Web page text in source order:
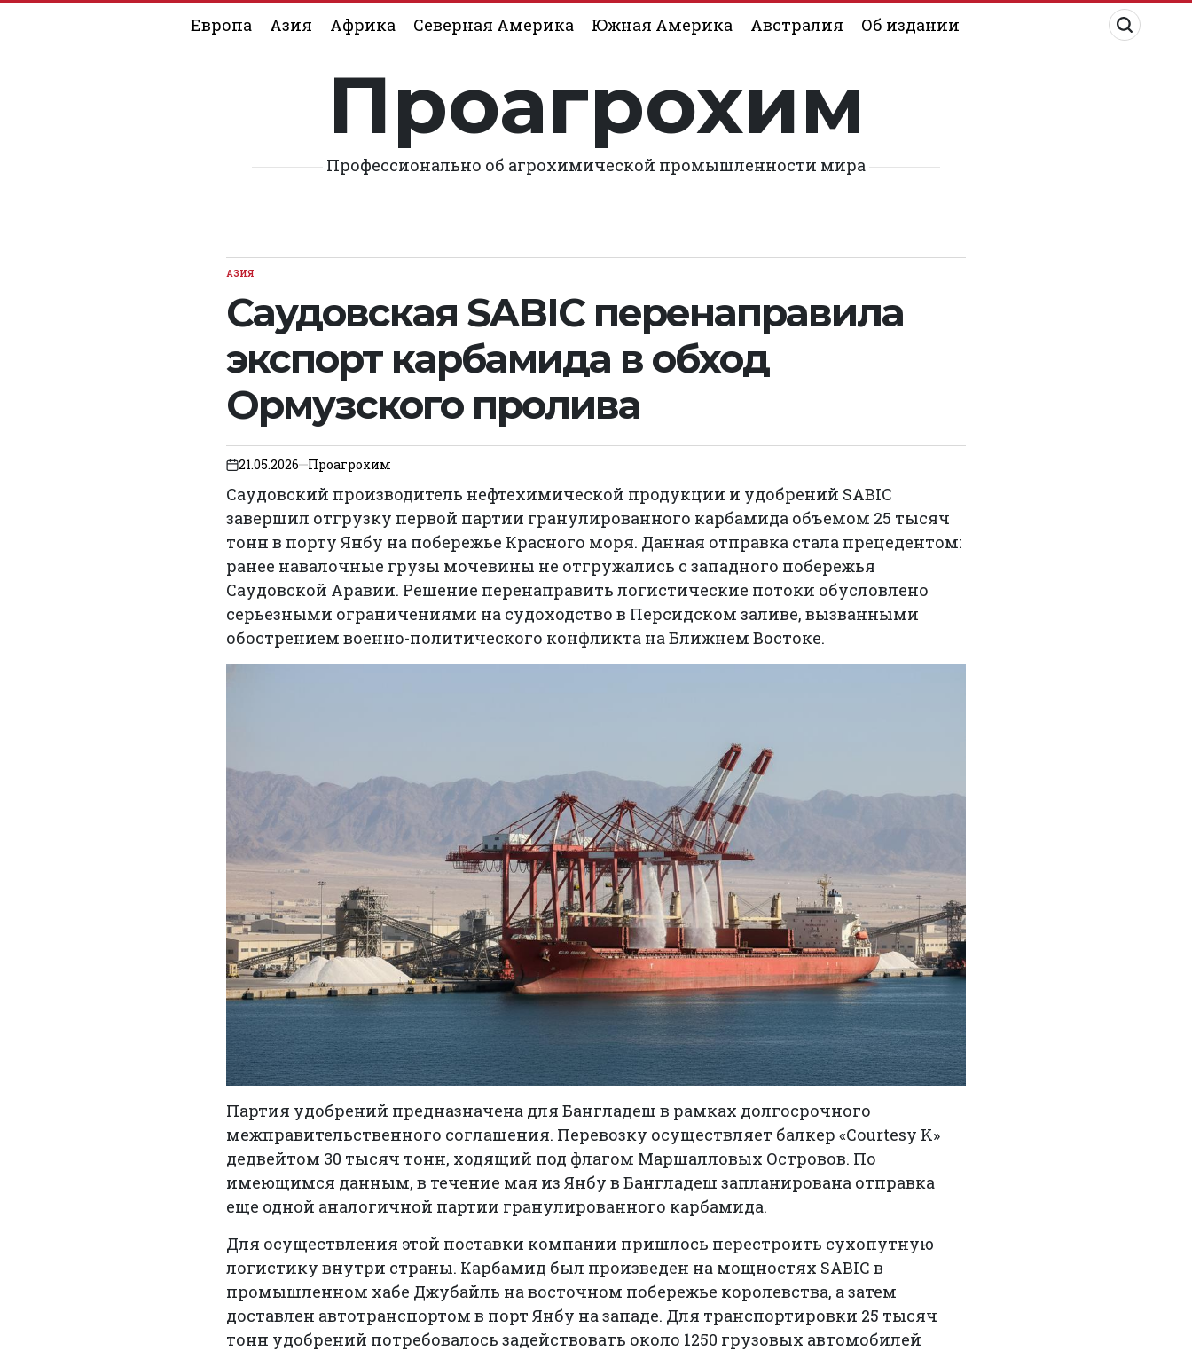
Европа Азия Африка Северная Америка Южная Америка Австралия Об издании
Проагрохим
Профессионально об агрохимической промышленности мира
POSTED
АЗИЯ
Саудовская SABIC перенаправила
экспорт карбамида в обход
Ормузского пролива
on21.05.2026 Проагрохим
Саудовский производитель нефтехимической продукции и удобрений SABIC
завершил отгрузку первой партии гранулированного карбамида объемом 25 тысяч
тонн в порту Янбу на побережье Красного моря. Данная отправка стала прецедентом:
ранее навалочные грузы мочевины не отгружались с западного побережья
Саудовской Аравии. Решение перенаправить логистические потоки обусловлено
серьезными ограничениями на судоходство в Персидском заливе, вызванными
обострением военно-политического конфликта на Ближнем Востоке.
Партия удобрений предназначена для Бангладеш в рамках долгосрочного
межправительственного соглашения. Перевозку осуществляет балкер «Courtesy K»
дедвейтом 30 тысяч тонн, ходящий под флагом Маршалловых Островов. По
имеющимся данным, в течение мая из Янбу в Бангладеш запланирована отправка
еще одной аналогичной партии гранулированного карбамида.
Для осуществления этой поставки компании пришлось перестроить сухопутную
логистику внутри страны. Карбамид был произведен на мощностях SABIC в
промышленном хабе Джубайль на восточном побережье королевства, а затем
доставлен автотранспортом в порт Янбу на западе. Для транспортировки 25 тысяч
тонн удобрений потребовалось задействовать около 1250 грузовых автомобилей